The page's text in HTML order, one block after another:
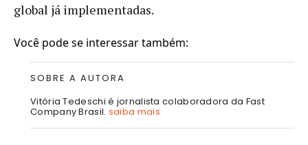
global já implementadas.
Você pode se interessar também:
SOBRE A AUTORA
Vitória Tedeschi é jornalista colaboradora da Fast
Company Brasil. saiba mais